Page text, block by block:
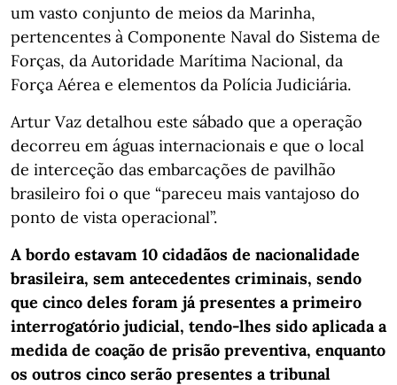
um vasto conjunto de meios da Marinha,
pertencentes à Componente Naval do Sistema de
Forças, da Autoridade Marítima Nacional, da
Força Aérea e elementos da Polícia Judiciária.
Artur Vaz detalhou este sábado que a operação
decorreu em águas internacionais e que o local
de interceção das embarcações de pavilhão
brasileiro foi o que “pareceu mais vantajoso do
ponto de vista operacional”.
A bordo estavam 10 cidadãos de nacionalidade
brasileira, sem antecedentes criminais, sendo
que cinco deles foram já presentes a primeiro
interrogatório judicial, tendo-lhes sido aplicada a
medida de coação de prisão preventiva, enquanto
os outros cinco serão presentes a tribunal